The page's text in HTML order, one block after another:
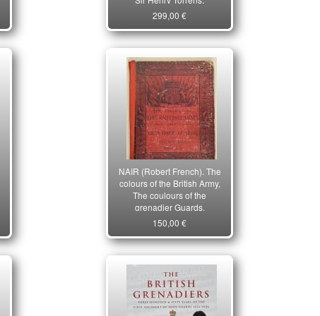
299,00 €
NAIR (Robert French). The
colours of the British Army,
The coulours of the
grenadier Guards.
150,00 €